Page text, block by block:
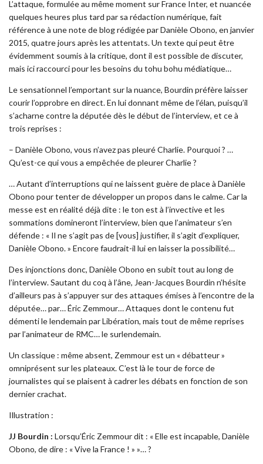
L’attaque, formulée au même moment sur France Inter, et nuancée
quelques heures plus tard par sa rédaction numérique, fait
référence à une note de blog rédigée par Danièle Obono, en janvier
2015, quatre jours après les attentats. Un texte qui peut être
évidemment soumis à la critique, dont il est possible de discuter,
mais ici raccourci pour les besoins du tohu bohu médiatique…
Le sensationnel l’emportant sur la nuance, Bourdin préfère laisser
courir l’opprobre en direct. En lui donnant même de l’élan, puisqu’il
s’acharne contre la députée dès le début de l’interview, et ce à
trois reprises :
– Danièle Obono, vous n’avez pas pleuré Charlie. Pourquoi ? …
Qu’est-ce qui vous a empêchée de pleurer Charlie ?
… Autant d’interruptions qui ne laissent guère de place à Danièle
Obono pour tenter de développer un propos dans le calme. Car la
messe est en réalité déjà dite : le ton est à l’invective et les
sommations domineront l’interview, bien que l’animateur s’en
défende : « Il ne s’agit pas de [vous] justifier, il s’agit d’expliquer,
Danièle Obono. » Encore faudrait-il lui en laisser la possibilité…
Des injonctions donc, Danièle Obono en subit tout au long de
l’interview. Sautant du coq à l’âne, Jean-Jacques Bourdin n’hésite
d’ailleurs pas à s’appuyer sur des attaques émises à l’encontre de la
députée… par… Éric Zemmour… Attaques dont le contenu fut
démenti le lendemain par Libération, mais tout de même reprises
par l’animateur de RMC… le surlendemain.
Un classique : même absent, Zemmour est un « débatteur »
omniprésent sur les plateaux. C’est là le tour de force de
journalistes qui se plaisent à cadrer les débats en fonction de son
dernier crachat.
Illustration :
JJ Bourdin : Lorsqu’Éric Zemmour dit : « Elle est incapable, Danièle
Obono, de dire : « Vive la France ! » »… ?